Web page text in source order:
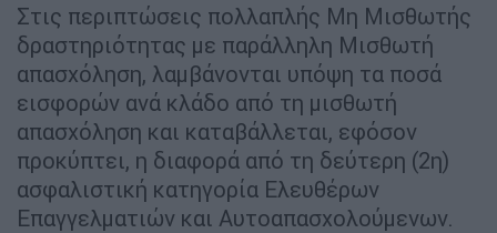
Στις περιπτώσεις πολλαπλής Μη Μισθωτής
δραστηριότητας με παράλληλη Μισθωτή
απασχόληση, λαμβάνονται υπόψη τα ποσά
εισφορών ανά κλάδο από τη μισθωτή
απασχόληση και καταβάλλεται, εφόσον
προκύπτει, η διαφορά από τη δεύτερη (2η)
ασφαλιστική κατηγορία Ελευθέρων
Επαγγελματιών και Αυτοαπασχολούμενων.